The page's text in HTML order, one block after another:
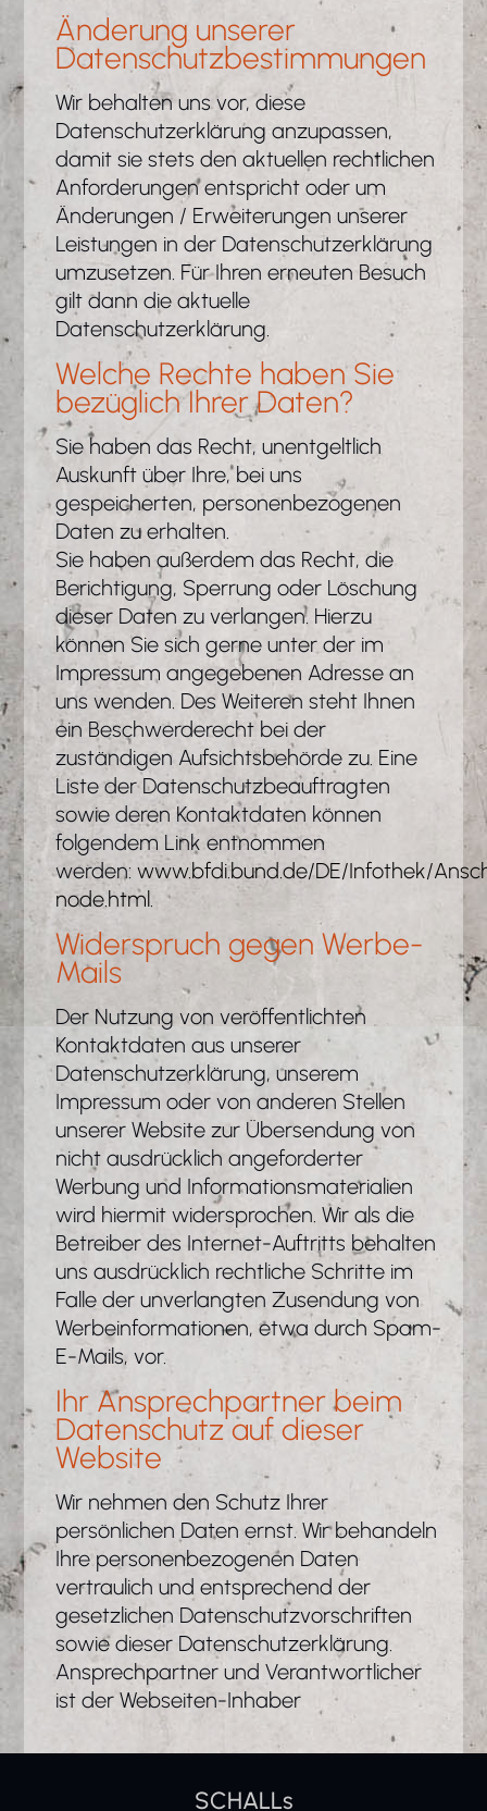
Änderung unserer
Datenschutzbestimmungen
Wir behalten uns vor, diese
Datenschutzerklärung anzupassen,
damit sie stets den aktuellen rechtlichen
Anforderungen entspricht oder um
Änderungen / Erweiterungen unserer
Leistungen in der Datenschutzerklärung
umzusetzen. Für Ihren erneuten Besuch
gilt dann die aktuelle
Datenschutzerklärung.
Welche Rechte haben Sie
bezüglich Ihrer Daten?
Sie haben das Recht, unentgeltlich
Auskunft über Ihre, bei uns
gespeicherten, personenbezogenen
Daten zu erhalten.
Sie haben außerdem das Recht, die
Berichtigung, Sperrung oder Löschung
dieser Daten zu verlangen. Hierzu
können Sie sich gerne unter der im
Impressum angegebenen Adresse an
uns wenden. Des Weiteren steht Ihnen
ein Beschwerderecht bei der
zuständigen Aufsichtsbehörde zu. Eine
Liste der Datenschutzbeauftragten
sowie deren Kontaktdaten können
folgendem Link entnommen
werden:www.bfdi.bund.de/DE/Infothek/
node.html.
Widerspruch gegen Werbe-
Mails
Der Nutzung von veröffentlichten
Kontaktdaten aus unserer
Datenschutzerklärung, unserem
Impressum oder von anderen Stellen
unserer Website zur Übersendung von
nicht ausdrücklich angeforderter
Werbung und Informationsmaterialien
wird hiermit widersprochen. Wir als die
Betreiber des Internet-Auftritts behalten
uns ausdrücklich rechtliche Schritte im
Falle der unverlangten Zusendung von
Werbeinformationen, etwa durch Spam-
E-Mails, vor.
Ihr Ansprechpartner beim
Datenschutz auf dieser
Website
Wir nehmen den Schutz Ihrer
persönlichen Daten ernst. Wir behandeln
Ihre personenbezogenen Daten
vertraulich und entsprechend der
gesetzlichen Datenschutzvorschriften
sowie dieser Datenschutzerklärung.
Ansprechpartner und Verantwortlicher
ist der Webseiten-Inhaber
SCHALLs